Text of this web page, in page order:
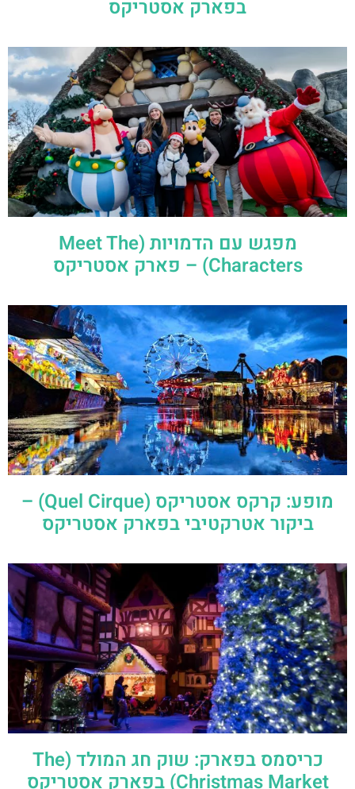
בפארק אסטריקס
מפגש עם הדמויות (Meet The
Characters) – פארק אסטריקס
מופע: קרקס אסטריקס (Quel Cirque) –
ביקור אטרקטיבי בפארק אסטריקס
כריסמס בפארק: שוק חג המולד (The
Christmas Market) בפארק אסטריקס